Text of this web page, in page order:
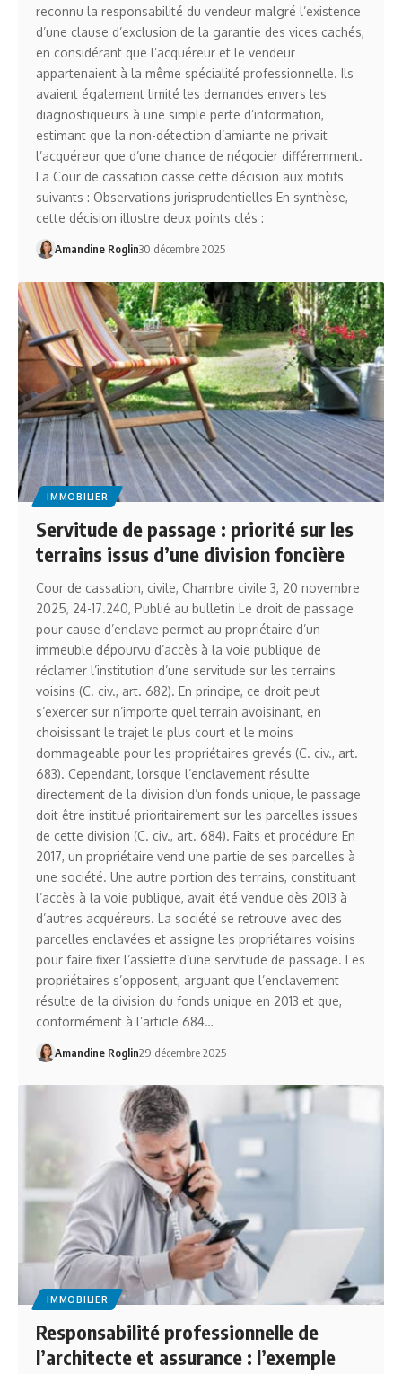
reconnu la responsabilité du vendeur malgré l’existence
d’une clause d’exclusion de la garantie des vices cachés,
en considérant que l’acquéreur et le vendeur
appartenaient à la même spécialité professionnelle. Ils
avaient également limité les demandes envers les
diagnostiqueurs à une simple perte d’information,
estimant que la non-détection d’amiante ne privait
l’acquéreur que d’une chance de négocier différemment.
La Cour de cassation casse cette décision aux motifs
suivants : Observations jurisprudentielles En synthèse,
cette décision illustre deux points clés :
Amandine Roglin30 décembre 2025
IMMOBILIER
Servitude de passage : priorité sur les
terrains issus d’une division foncière
Cour de cassation, civile, Chambre civile 3, 20 novembre
2025, 24-17.240, Publié au bulletin Le droit de passage
pour cause d’enclave permet au propriétaire d’un
immeuble dépourvu d’accès à la voie publique de
réclamer l’institution d’une servitude sur les terrains
voisins (C. civ., art. 682). En principe, ce droit peut
s’exercer sur n’importe quel terrain avoisinant, en
choisissant le trajet le plus court et le moins
dommageable pour les propriétaires grevés (C. civ., art.
683). Cependant, lorsque l’enclavement résulte
directement de la division d’un fonds unique, le passage
doit être institué prioritairement sur les parcelles issues
de cette division (C. civ., art. 684). Faits et procédure En
2017, un propriétaire vend une partie de ses parcelles à
une société. Une autre portion des terrains, constituant
l’accès à la voie publique, avait été vendue dès 2013 à
d’autres acquéreurs. La société se retrouve avec des
parcelles enclavées et assigne les propriétaires voisins
pour faire fixer l’assiette d’une servitude de passage. Les
propriétaires s’opposent, arguant que l’enclavement
résulte de la division du fonds unique en 2013 et que,
conformément à l’article 684…
Amandine Roglin29 décembre 2025
IMMOBILIER
Responsabilité professionnelle de
l’architecte et assurance : l’exemple